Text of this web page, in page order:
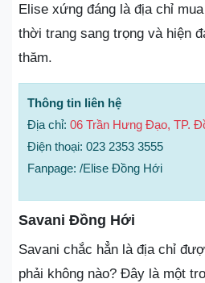
Elise xứng đáng là địa chỉ
thời trang sang trọng và hiện
thăm.
Thông tin liên hệ
Địa chỉ: 06 Trần Hưng Đạo, TP.
Điện thoại: 023 2353 3555
Fanpage: /Elise Đồng Hới
Savani Đồng Hới
Savani chắc hẳn là địa chỉ
phải không nào? Đây là một